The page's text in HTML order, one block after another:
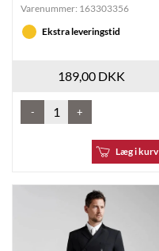
Varenummer: 163303356
Ekstra leveringstid
189,00 DKK
- +
Læg i kurv